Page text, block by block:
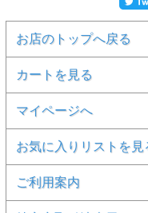
お店のトップへ戻る
カートを見る
マイページへ
お気に入りリストを見
ご利用案内